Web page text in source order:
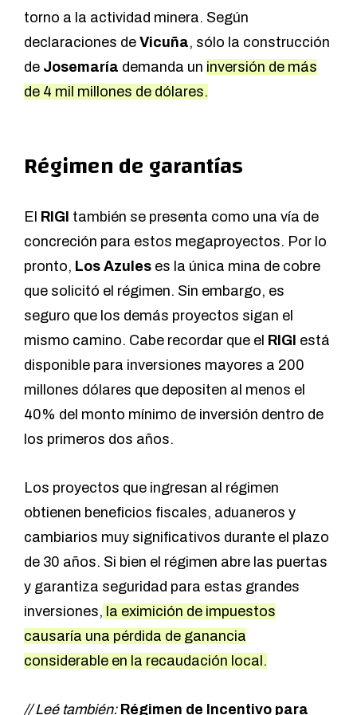
torno a la actividad minera. Según
declaraciones de Vicuña, sólo la construcción
de Josemaría demanda un inversión de más
de 4 mil millones de dólares.
Régimen de garantías
El RIGI también se presenta como una vía de
concreción para estos megaproyectos. Por lo
pronto, Los Azules es la única mina de cobre
que solicitó el régimen. Sin embargo, es
seguro que los demás proyectos sigan el
mismo camino. Cabe recordar que el RIGI está
disponible para inversiones mayores a 200
millones dólares que depositen al menos el
40% del monto mínimo de inversión dentro de
los primeros dos años.
Los proyectos que ingresan al régimen
obtienen beneficios fiscales, aduaneros y
cambiarios muy significativos durante el plazo
de 30 años. Si bien el régimen abre las puertas
y garantiza seguridad para estas grandes
inversiones, la eximición de impuestos
causaría una pérdida de ganancia
considerable en la recaudación local.
// Leé también: Régimen de Incentivo para